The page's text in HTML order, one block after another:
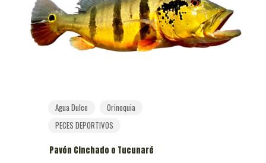
Agua Dulce
Orinoquia
PECES DEPORTIVOS
Pavón Cinchado o Tucunaré